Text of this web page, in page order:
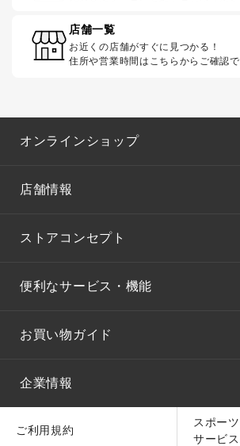
店舗一覧
お近くの店舗がすぐに見つかる！
住所や営業時間はこちらからご確認で
オンラインショップ
店舗情報
ストアコンセプト
便利なサービス・機能
お買い物ガイド
企業情報
ご利用規約
スポー
サービ